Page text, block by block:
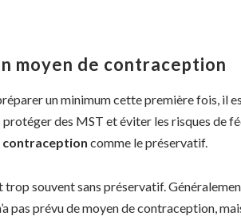
moyen de contraception
un minimum cette première fois, il
des MST et éviter les risques de
contraception comme le préservatif.
trop souvent sans préservatif.
pas prévu de moyen de contraception,